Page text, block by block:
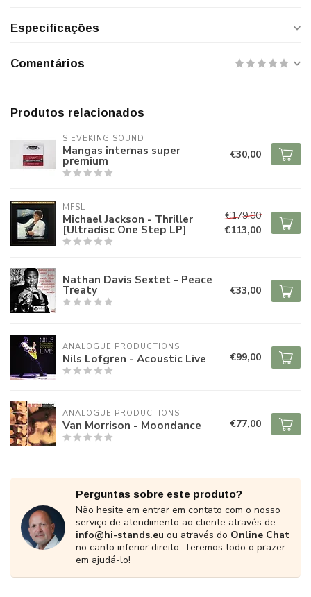
Especificações
Comentários
Produtos relacionados
SIEVEKING SOUND
Mangas internas super
premium €30,00
MFSL
Michael Jackson - Thriller
[Ultradisc One Step LP]
€179,00
€113,00
Nathan Davis Sextet - Peace
Treaty €33,00
ANALOGUE PRODUCTIONS
Nils Lofgren - Acoustic Live €99,00
ANALOGUE PRODUCTIONS
Van Morrison - Moondance €77,00
Perguntas sobre este produto?
Não hesite em entrar em contato com o nosso
serviço de atendimento ao cliente através de
info@hi-stands.eu ou através do Online Chat
no canto inferior direito. Teremos todo o prazer
em ajudá-lo!